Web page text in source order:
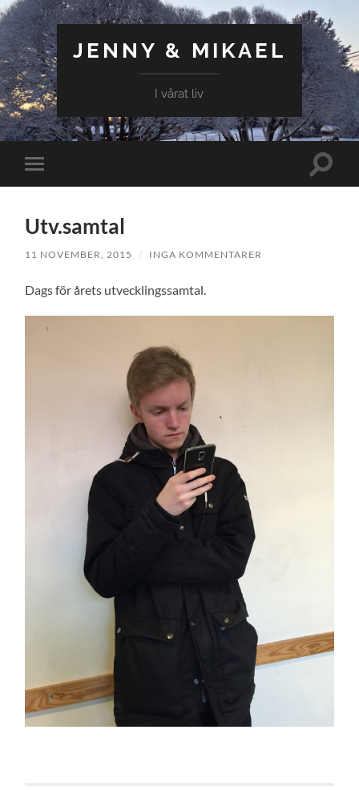
JENNY & MIKAEL
I vårat liv
Slå
på/av
Slå
Utv.samtal
11 NOVEMBER, 2015 / INGA KOMMENTARER
Dags för årets utvecklingssamtal.